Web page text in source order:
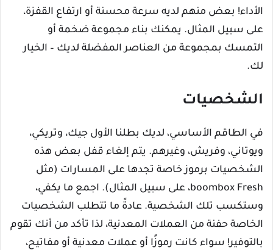
الأداء! بعض منهم لديه سرعة محسنة أو ارتفاع القفزة،
على سبيل المثال. يمكنك بناء مجموعة ضخمة أو
التمسك بمجموعة من العناصر المفضلة لديك – الخيار
لك.
الشخصيات
في الطاقم الأساسي، لديك بطلنا الأول جيك، وتريكي،
ويوتاني، وفريش، وغيرهم. يتم إلغاء قفل بعض هذه
الشخصيات برموز خاصة تجدها على المسارات (مثل
boombox Fresh، على سبيل المثال). اجمع ما يكفي،
وستكسب تلك الشخصية. عادةً ما تتطلب الشخصيات
الخاصة حفنة من العملات المعدنية، لذا تأكد من أنك تقوم
بالتوفير! سواء كانت رموزًا أو عملات معدنية أو مفاتيح،